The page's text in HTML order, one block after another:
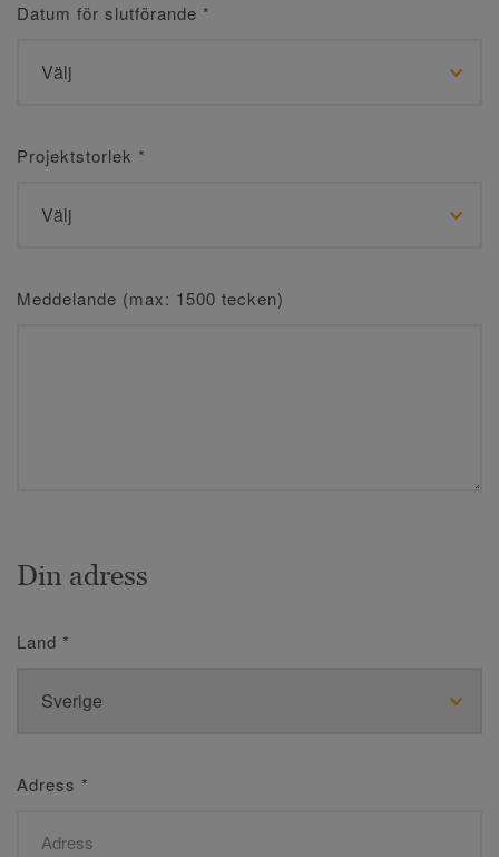
Datum för slutförande *
Projektstorlek *
Meddelande (max: 1500 tecken)
Din adress
Land *
Adress *